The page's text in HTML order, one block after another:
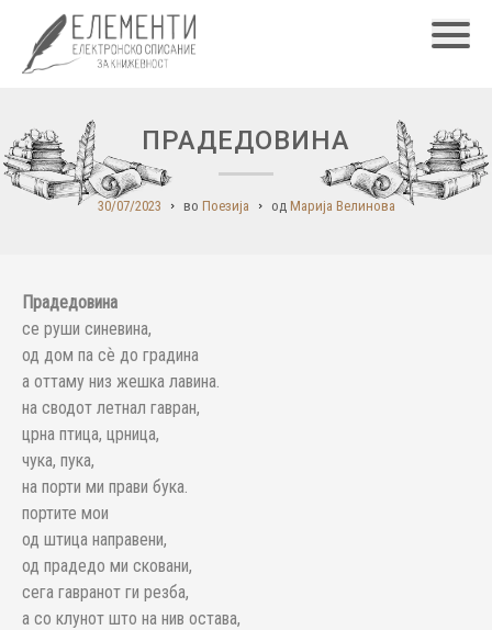
ПРАДЕДОВИНА
30/07/2023 во Поезија од Марија Велинова
Прадедовина
се руши синевина,
од дом па сѐ до градина
а оттаму низ жешка лавина.
на сводот летнал гавран,
црна птица, црница,
чука, пука,
на порти ми прави бука.
портите мои
од штица направени,
од прадедо ми сковани,
сега гавранот ги резба,
а со клунот што на нив остава,